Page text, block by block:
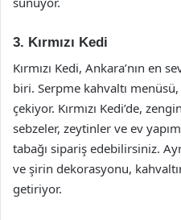
3. Kırmızı Kedi
Kırmızı Kedi, Ankara’nın en
biri. Serpme kahvaltı
çekiyor. Kırmızı Kedi’de,
sebzeler, zeytinler ve ev
tabağı sipariş edebilirsiniz.
ve şirin dekorasyonu,
getiriyor.